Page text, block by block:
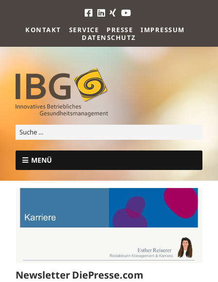
KONTAKT SERVICE PRESSE
IMPRESSUM
DATENSCHUTZ
MENÜ
Newsletter DiePresse.com